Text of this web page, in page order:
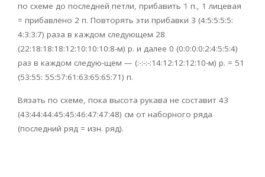
по схеме до последней петли, прибавить 1 п., 1 лицевая
= прибавлено 2 п. Повторять эти прибавки 3 (4:5:5:5:5:
4:3:3:7) раза в каждом следующем 28
(22:18:18:18:12:10:10:10:8-м) р. и далее 0 (0:0:0:0:2:4:5:5:4)
раз в каждом следую-щем — (:-:-:-:14:12:12:12:10-м) р. = 51
(53:55: 55:57:61:63:65:65:71) п.
Вязать по схеме, пока высота рукава не составит 43
(43:44:44:45:45:46:47:47:48) см от наборного ряда
(последний ряд = изн. ряд).